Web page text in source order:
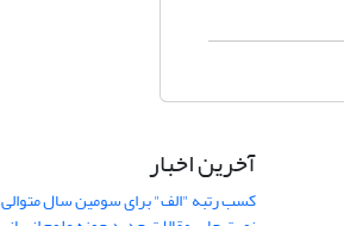
آخرین اخبار
کسب رتبه "الف" برای سومین سال متوالی